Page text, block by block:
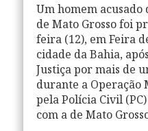
Um homem
de Mato Grosso foi
feira (12), em Feira
cidade da Bahia,
Justiça por mais de
durante a Operação
pela Polícia Civil
com a de Mato